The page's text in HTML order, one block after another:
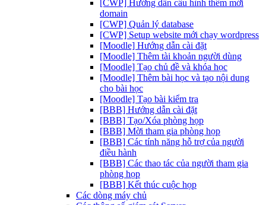
[CWP] Hướng dẫn cấu hình thêm mới
domain
[CWP] Quản lý database
[CWP] Setup website mới chạy wordpress
[Moodle] Hướng dẫn cài đặt
[Moodle] Thêm tài khoản người dùng
[Moodle] Tạo chủ đề và khóa học
[Moodle] Thêm bài học và tạo nội dung
cho bài học
[Moodle] Tạo bài kiểm tra
[BBB] Hướng dẫn cài đặt
[BBB] Tạo/Xóa phòng họp
[BBB] Mời tham gia phòng họp
[BBB] Các tính năng hỗ trợ của người
điều hành
[BBB] Các thao tác của người tham gia
phòng họp
[BBB] Kết thúc cuộc họp
Các dòng máy chủ